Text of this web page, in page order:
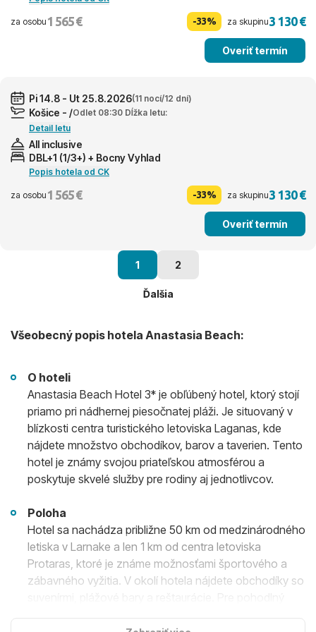
za osobu 1 565 € -33% za skupinu3 130 €
Overiť termín
Pi 14.8 - Ut 25.8.2026(11 nocí/12 dní)
Košice - /Odlet 08:30 Dĺžka letu:
Detail letu
All inclusive
DBL+1 (1/3+) + Bocny Vyhlad
Popis hotela od CK
za osobu 1 565 € -33% za skupinu3 130 €
Overiť termín
1 2
Ďalšia
Všeobecný popis hotela Anastasia Beach:
O hoteli
Anastasia Beach Hotel 3* je obľúbený hotel, ktorý stojí
priamo pri nádhernej piesočnatej pláži. Je situovaný v
blízkosti centra turistického letoviska Laganas, kde
nájdete množstvo obchodíkov, barov a taverien. Tento
hotel je známy svojou priateľskou atmosférou a
poskytuje skvelé služby pre rodiny aj jednotlivcov.
Poloha
Hotel sa nachádza približne 50 km od medzinárodného
letiska v Larnake a len 1 km od centra letoviska
Protaras, ktoré je známe možnosťami športového a
zábavného vyžitia. V okolí hotela nájdete obchodíky so